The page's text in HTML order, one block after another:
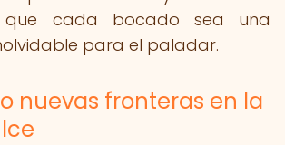
cada bocado sea una
para el paladar.
nuevas fronteras en la